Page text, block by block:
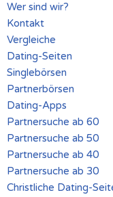
Wer sind wir?
Kontakt
Vergleiche
Dating-Seiten
Singlebörsen
Partnerbörsen
Dating-Apps
Partnersuche ab 60
Partnersuche ab 50
Partnersuche ab 40
Partnersuche ab 30
Christliche Dating-